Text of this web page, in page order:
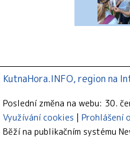
KutnaHora.INFO, region na
Poslední změna na webu: 30.
Využívání cookies
Prohlášení
Běží na publikačním systému